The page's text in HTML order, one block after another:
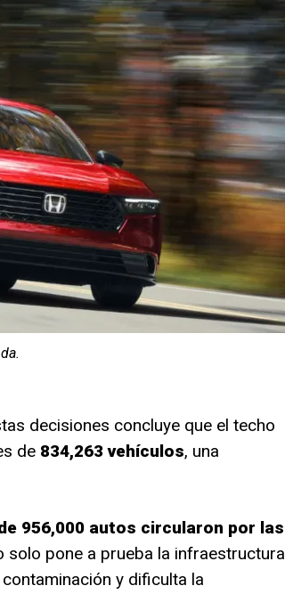
decisiones concluye que el techo
de 834,263 vehículos, una
956,000 autos circularon por las
solo pone a prueba la infraestructura
y dificulta la